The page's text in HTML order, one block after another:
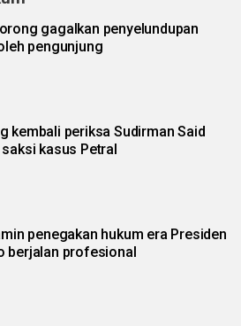
gagalkan penyelundupan
pengunjung
kembali periksa Sudirman Said
kasus Petral
penegakan hukum era Presiden
berjalan profesional